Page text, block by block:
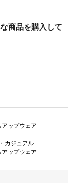
商品を購入して
アップウェア
カジュアル
アップウェア